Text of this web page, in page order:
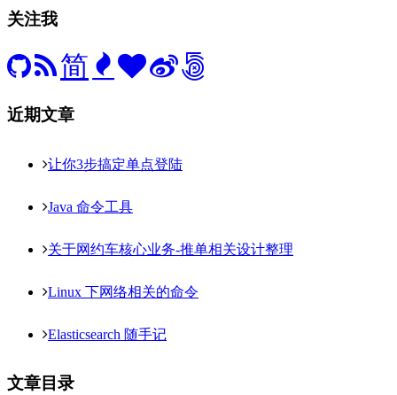
关注我
简
近期文章
让你3步搞定单点登陆
Java 命令工具
关于网约车核心业务-推单相关设计整理
Linux 下网络相关的命令
Elasticsearch 随手记
文章目录